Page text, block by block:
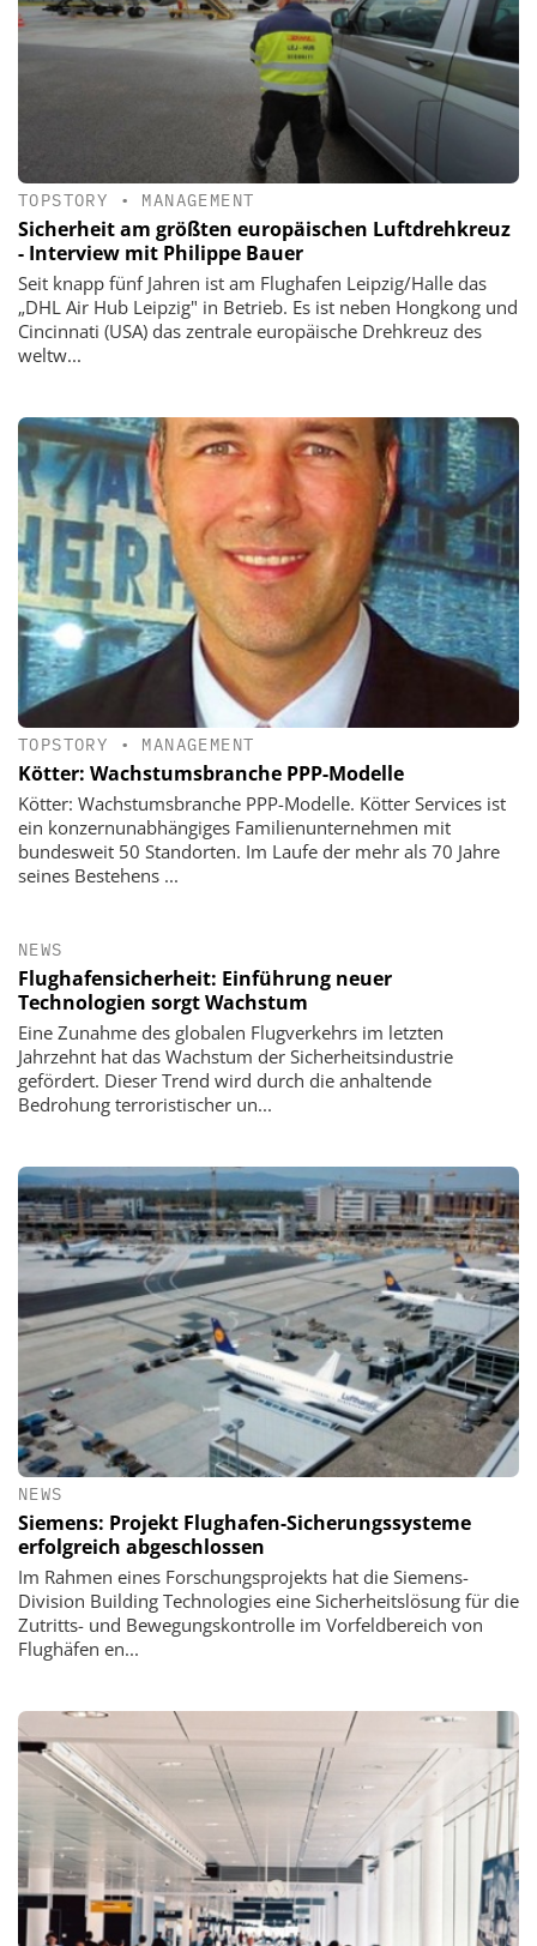
TOPSTORY • MANAGEMENT
Sicherheit am größten europäischen Luftdrehkreuz
- Interview mit Philippe Bauer
Seit knapp fünf Jahren ist am Flughafen Leipzig/Halle das
„DHL Air Hub Leipzig" in Betrieb. Es ­ist neben Hongkong und
Cincinnati (USA) das zentrale europäische Drehkreuz des
weltw...
TOPSTORY • MANAGEMENT
Kötter: Wachstumsbranche PPP-Modelle
Kötter: Wachstumsbranche PPP-Modelle. Kötter Services ist
ein konzernunabhängiges Familienunternehmen mit
bundesweit 50 Standorten. Im Laufe der mehr als 70 Jahre
seines Bestehens ...
NEWS
Flughafensicherheit: Einführung neuer
Technologien sorgt Wachstum
Eine Zunahme des globalen Flugverkehrs im letzten
Jahrzehnt hat das Wachstum der Sicherheitsindustrie
gefördert. Dieser Trend wird durch die anhaltende
Bedrohung terroristischer un...
NEWS
Siemens: Projekt Flughafen-Sicherungssysteme
erfolgreich abgeschlossen
Im Rahmen eines Forschungsprojekts hat die Siemens-
Division Building Technologies eine Sicherheitslösung für die
Zutritts- und Bewegungskontrolle im Vorfeldbereich von
Flughäfen en...